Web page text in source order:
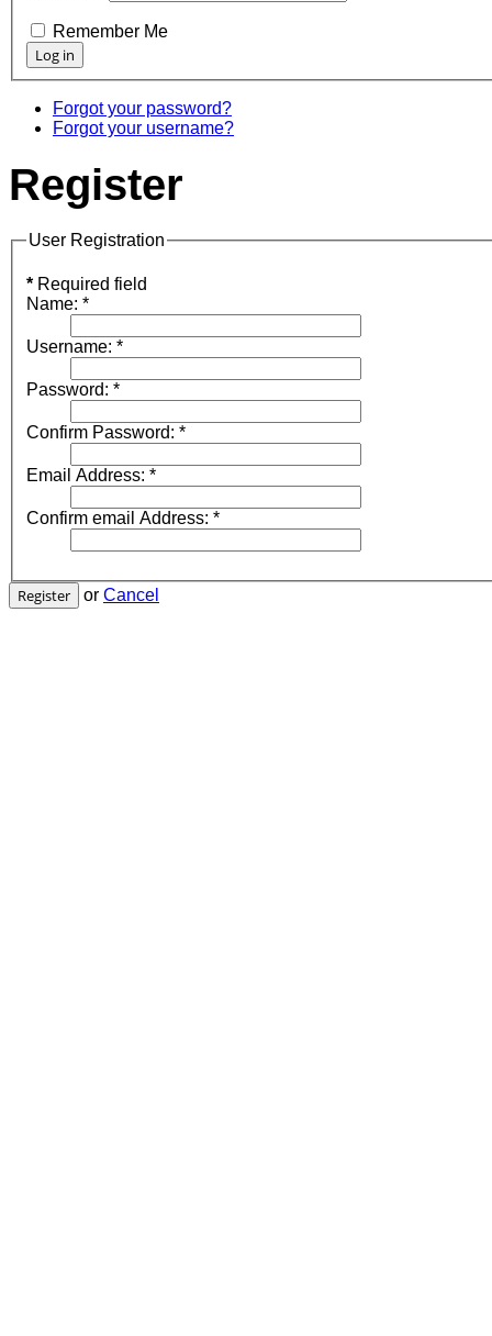
Remember Me
Forgot your password?
Forgot your username?
Register
User Registration
* Required field
Name: *
Username: *
Password: *
Confirm Password: *
Email Address: *
Confirm email Address: *
Register or Cancel